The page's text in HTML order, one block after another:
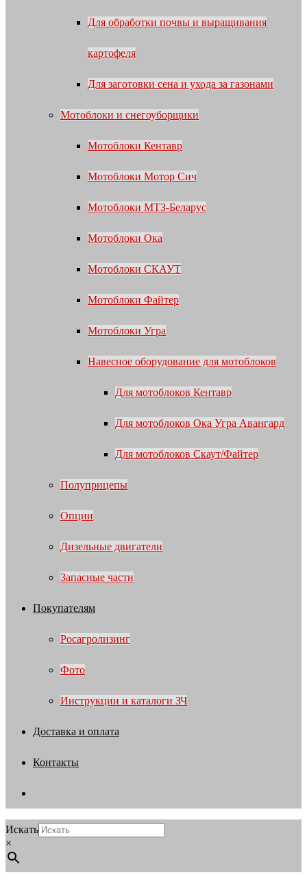
Для обработки почвы и выращивания
картофеля
Для заготовки сена и ухода за газонами
Мотоблоки и снегоуборщики
Мотоблоки Кентавр
Мотоблоки Мотор Сич
Мотоблоки МТЗ-Беларус
Мотоблоки Ока
Мотоблоки СКАУТ
Мотоблоки Файтер
Мотоблоки Угра
Навесное оборудование для мотоблоков
Для мотоблоков Кентавр
Для мотоблоков Ока Угра Авангард
Для мотоблоков Скаут/Файтер
Полуприцепы
Опции
Дизельные двигатели
Запасные части
Покупателям
Росагролизинг
Фото
Инструкции и каталоги ЗЧ
Доставка и оплата
Контакты
Искать
×